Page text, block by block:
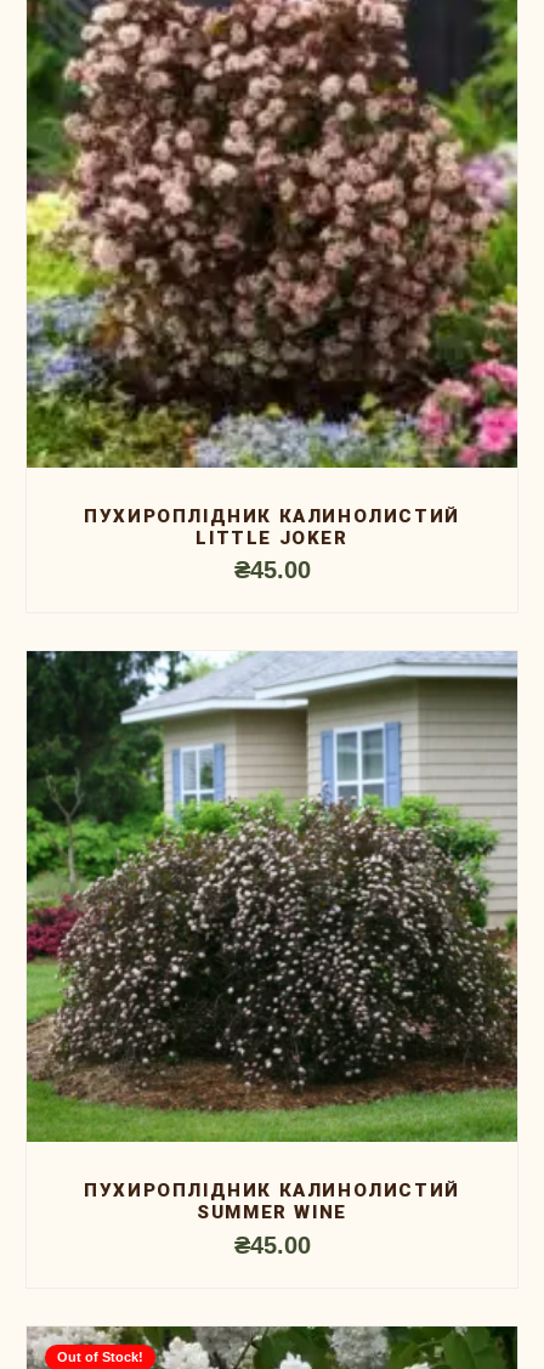
ПУХИРОПЛIДНИК КАЛИНОЛИСТИЙ
LITTLE JOKER
₴45.00
ПУХИРОПЛIДНИК КАЛИНОЛИСТИЙ
SUMMER WINE
₴45.00
Out of Stock!